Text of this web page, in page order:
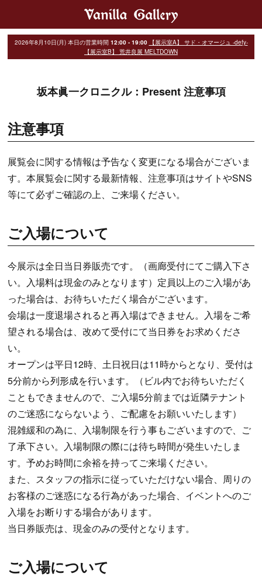
2026年8月10日(月) 本日の営業時間 12:00 - 19:00
【展示室A】 サド・オマージュ -defy-
【展示室B】 荒井良展 MELTDOWN
坂本眞一クロニクル：Present 注意事項
注意事項
展覧会に関する情報は予告なく変更になる場合がございま
す。本展覧会に関する最新情報、注意事項はサイトやSNS
等にて必ずご確認の上、ご来場ください。
ご入場について
今展示は全日当日券販売です。（画廊受付にてご購入下さ
い。入場料は現金のみとなります）定員以上のご入場があ
った場合は、お待ちいただく場合がございます。
会場は一度退場されると再入場はできません。入場をご希
望される場合は、改めて受付にて当日券をお求めくださ
い。
オープンは平日12時、土日祝日は11時からとなり、受付は
5分前から列形成を行います。（ビル内でお待ちいただく
こともできませんので、ご入場5分前までは近隣テナント
のご迷惑にならないよう、ご配慮をお願いいたします）
混雑緩和の為に、入場制限を行う事もございますので、ご
了承下さい。入場制限の際には待ち時間が発生いたしま
す。予めお時間に余裕を持ってご来場ください。
また、スタッフの指示に従っていただけない場合、周りの
お客様のご迷惑になる行為があった場合、イベントへのご
入場をお断りする場合があります。
当日券販売は、現金のみの受付となります。
ご入場について